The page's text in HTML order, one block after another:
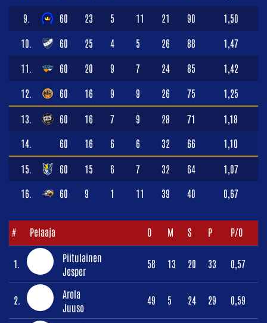
9. 60 23 5 11 21 90 1,50
10. 60 25 4 5 26 88 1,47
11. 60 20 9 7 24 85 1,42
12. 60 16 9 9 26 75 1,25
13. 60 16 7 9 28 71 1,18
14. 60 16 6 6 32 66 1,10
15. 60 15 6 7 32 64 1,07
16. 60 9 1 11 39 40 0,67
# Pelaaja O M S P P/O
1.
Piitulainen
Jesper
58 13 20 33 0,57
2.
Arola
Juuso
49 5 24 29 0,59